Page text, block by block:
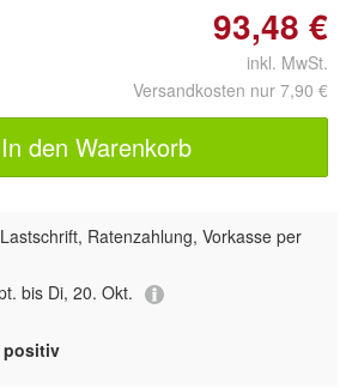
93,48 €
inkl. MwSt.
Versandkosten nur 7,90 €
In den Warenkorb
Ratenzahlung, Vorkasse per
bis Di, 20. Okt.
positiv